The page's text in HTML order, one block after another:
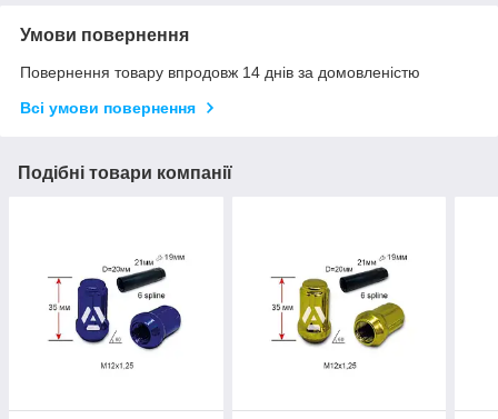
Умови повернення
Повернення товару впродовж 14 днів за домовленістю
Всі умови повернення
Подібні товари компанії